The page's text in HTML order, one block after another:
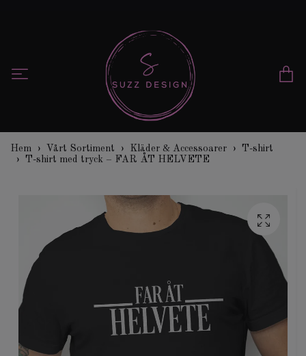
Hem Vårt Sortiment Kläder & Accessoarer
T-shirt
T-shirt med tryck – FAR ÅT HELVETE